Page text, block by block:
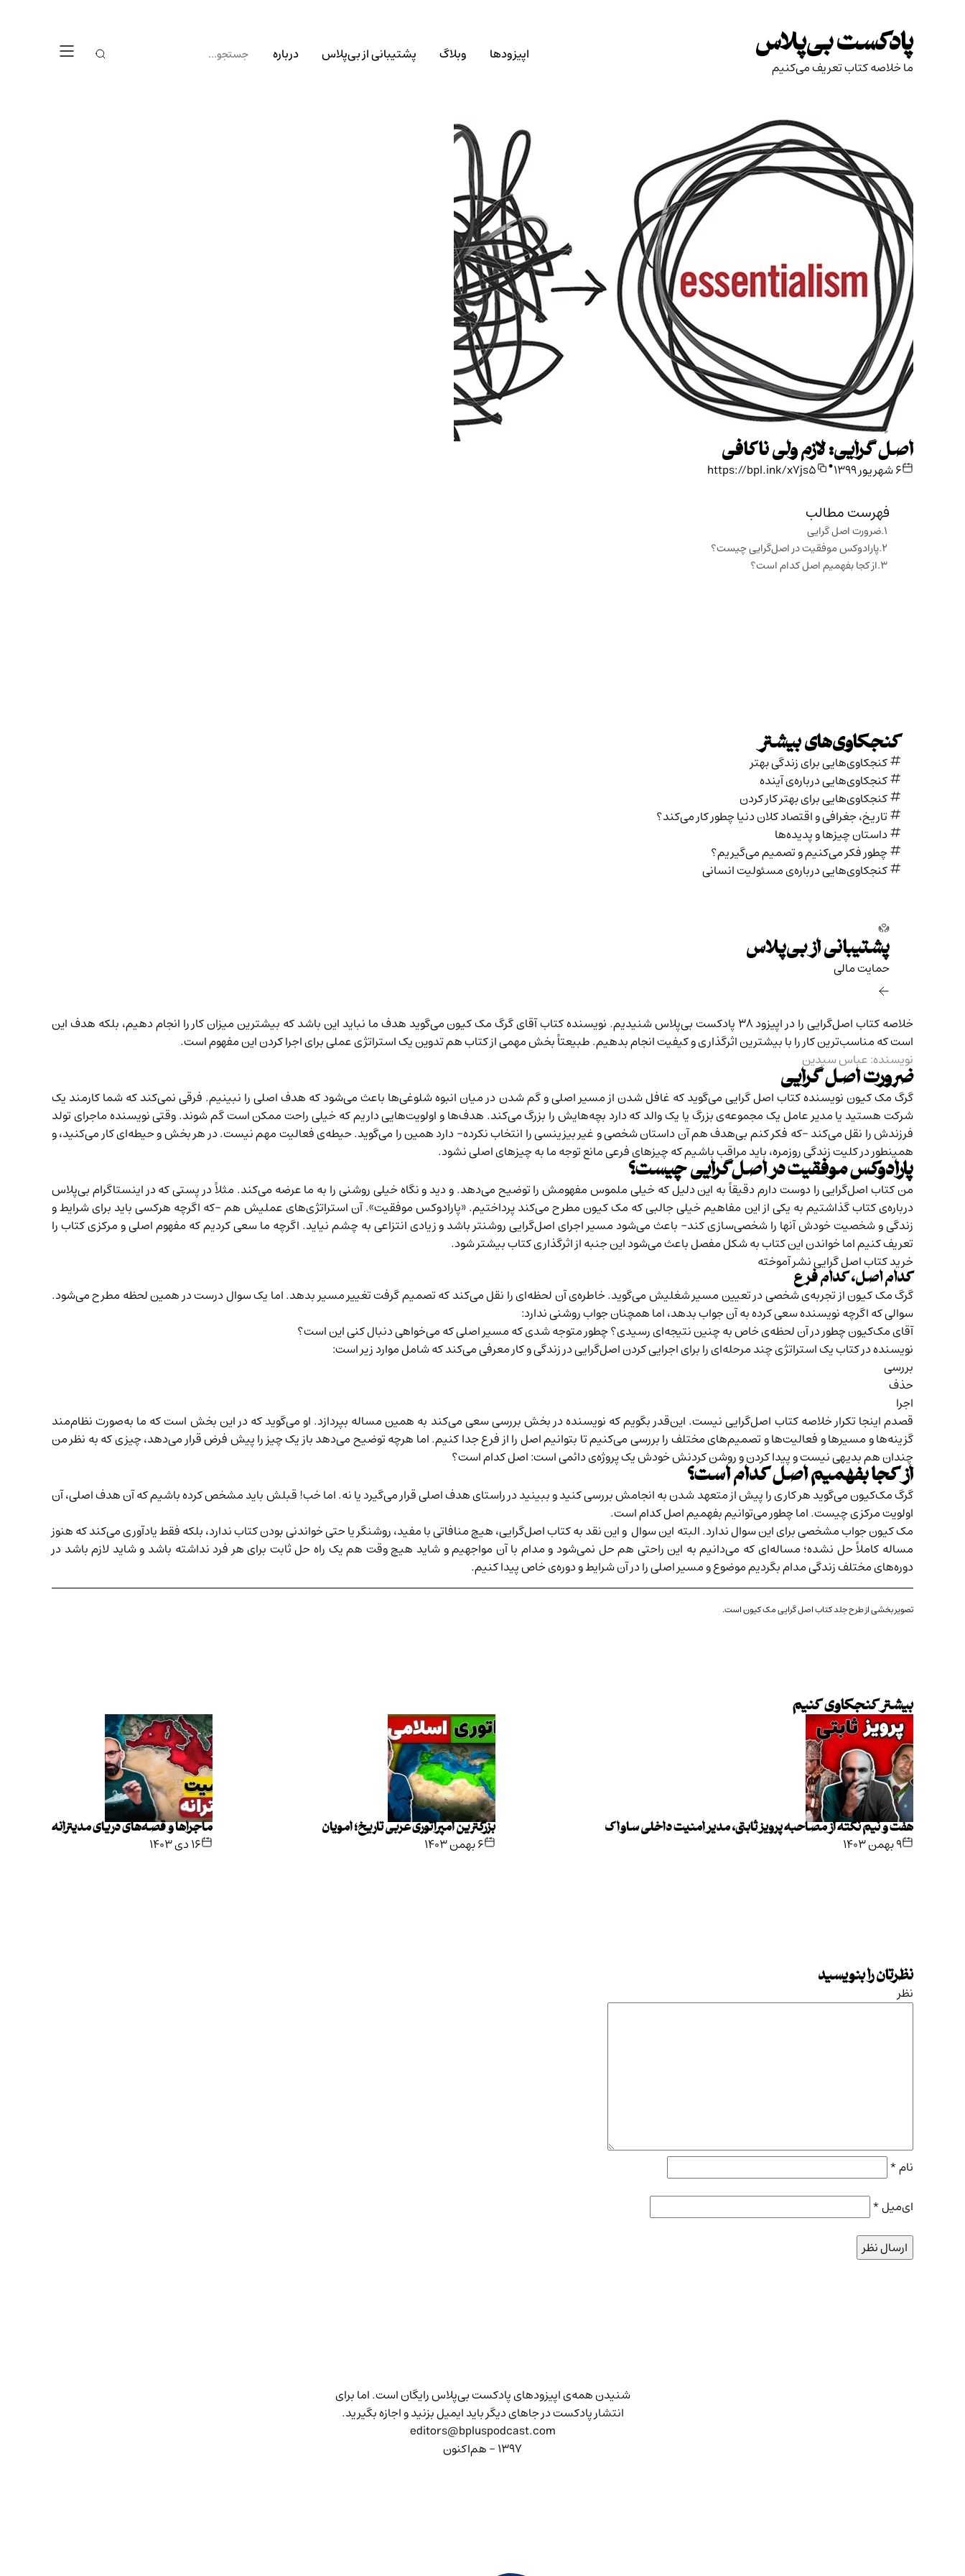
to
content
پادکست بی‌پلاس
ما خلاصه کتاب تعریف می‌کنیم
اپیزودها وبلاگ پشتیبانی از بی‌پلاس درباره
اصل گرایی: لازم ولی ناکافی
۶ شهریور ۱۳۹۹ •
https://bpl.ink/x7js5
فهرست مطالب
ضرورت اصل گرایی
پارادوکس موفقیت در اصل‌گرایی چیست؟
از کجا بفهمیم اصل کدام است؟
کنجکاوی‌های بیشتر
کنجکاوی‌هایی برای زندگی بهتر
کنجکاوی‌هایی درباره‌ی آينده
کنجکاوی‌هایی برای بهتر کار کردن
تاریخ،‌ جغرافی و اقتصاد کلان دنیا چطور کار می‌کند؟
داستان چیزها و پدیده‌ها
چطور فکر می‌کنیم و تصمیم می‌گیریم؟
کنجکاوی‌هایی درباره‌ی مسئولیت انسانی
پشتیبانی از بی‌پلاس
حمایت مالی‌
خلاصه کتاب اصل‌گرایی را دراپیزود ۳۸ پادکست بی‌پلاس
شنیدیم. نویسنده‌ کتاب آقای گرگ مک کیون می‌گوید هدف ما نباید این باشد که بیشترین میزان کار را انجام دهیم، بلکه هدف این
است که مناسب‌ترین کار را با بیشترین اثرگذاری و کیفیت انجام بدهیم. طبیعتاً بخش مهمی از کتاب هم تدوین یک استراتژی عملی برای اجرا کردن این مفهوم است.
نویسنده:عباس سیدین
ضرورت اصل گرایی
گرگ مک کیون نویسنده کتاب اصل گرایی می‌گوید که غافل شدن از مسیر اصلی و گم شدن در میان انبوه شلوغی‌ها باعث می‌شود که هدف اصلی را نبینیم. فرقی نمی‌کند که شما کارمند یک
شرکت هستید یا مدیر عامل یک مجموعه‌ی بزرگ یا یک والد که دارد بچه‌هایش را بزرگ می‌کند. هدف‌ها و اولویت‌هایی داریم که خیلی راحت ممکن است گم شوند. وقتی نویسنده ماجرای تولد
فرزندش را نقل می‌کند -که فکر کنم بی‌هدف هم آن داستان شخصی و غیر بیزینسی را انتخاب نکرده- دارد همین را می‌گوید. حیطه‌ی فعالیت مهم نیست. در هر بخش و حیطه‌ای کار می‌کنید، و
همینطور در کلیت زندگی روزمره، باید مراقب باشیم که چیزهای فرعی مانع توجه ما به چیزهای اصلی نشود.
پارادوکس موفقیت در اصل‌گرایی چیست؟
من کتاب اصل‌گرایی را دوست دارم دقیقاً به این دلیل که خیلی ملموس مفهومش را توضیح می‌دهد. و دید و نگاه خیلی روشنی را به ما عرضه می‌کند. مثلاً در پستی که دراینستاگرام بی‌پلاس
درباره‌ی کتاب گذاشتیم به یکی از این مفاهیم خیلی جالبی که مک کیون مطرح می‌کند پرداختیم. «پارادوکس موفقیت». آن استراتژی‌های عملیش هم -که اگرچه هرکسی باید برای شرایط و
زندگی و شخصیت خودش آنها را شخصی‌سازی کند- باعث می‌شود مسیر اجرای اصل‌گرایی روشنتر باشد و زیادی انتزاعی به چشم نیاید. اگرچه ما سعی کردیم که مفهوم اصلی و مرکزی کتاب را
تعریف کنیم اما خواندن این کتاب به شکل مفصل باعث می‌شود این جنبه از اثرگذاری کتاب بیشتر شود.
خرید کتاب اصل گرایینشر آموخته
کدام اصل، کدام فرع
گرگ مک کیون از تجربه‌ی شخصی در تعیین مسیر شغلیش می‌گوید. خاطره‌ی آن لحظه‌ای را نقل می‌کند که تصمیم گرفت تغییر مسیر بدهد. اما یک سوال درست در همین لحظه مطرح می‌شود.
سوالی که اگرچه نویسنده سعی کرده به آن جواب بدهد، اما همچنان جواب روشنی ندارد:
آقای مک‌کیون چطور در آن لحظه‌ی خاص به چنین نتیجه‌ای رسیدی؟ چطور متوجه شدی که مسیر اصلی که می‌خواهی دنبال کنی این است؟
نویسنده در کتاب یک استراتژی چند مرحله‌ای را برای اجرایی کردن اصل‌گرایی در زندگی و کار معرفی می‌کند که شامل موارد زیر است:
بررسی
حذف
اجرا
قصدم اینجا تکرار خلاصه کتاب اصل‌گرایی نیست. این‌قدر بگویم که نویسنده در بخش بررسی سعی می‌کند به همین مساله بپردازد. او می‌گوید که در این بخش است که ما به‌صورت نظام‌مند
گزینه‌ها و مسیرها و فعالیت‌ها و تصمیم‌های مختلف را بررسی می‌کنیم تا بتوانیم اصل را از فرع جدا کنیم. اما هرچه توضیح می‌دهد باز یک چیز را پیش فرض قرار می‌دهد، چیزی که به نظر من
چندان هم بدیهی نیست و پیدا کردن و روشن کردنش خودش یک پروژه‌ی دائمی است: اصل کدام است؟
از کجا بفهمیم اصل کدام است؟
گرگ مک‌کیون می‌گوید هر کاری را پیش از متعهد شدن به انجامش بررسی کنید و ببینید در راستای هدف اصلی قرار می‌گیرد یا نه. اما خب! قبلش باید مشخص کرده باشیم که آن هدف اصلی، آن
اولویت مرکزی چیست. اما چطور می‌توانیم بفهمیم اصل کدام است.
مک کیون جواب مشخصی برای این سوال ندارد. البته این سوال و این نقد به کتاب اصل‌گرایی، هیچ منافاتی با مفید، روشنگر یا حتی خواندنی بودن کتاب ندارد، بلکه فقط یادآوری می‌کند که هنوز
مساله کاملاً‌ حل نشده؛ مساله‌ای که می‌دانیم به این راحتی هم حل نمی‌شود و مدام با آن مواجهیم و شاید هیچ وقت هم یک راه حل ثابت برای هر فرد نداشته باشد و شاید لازم باشد در
دوره‌های مختلف زندگی مدام بگردیم موضوع و مسیر اصلی را در آن شرایط و دوره‌ی خاص پیدا کنیم.
تصویر بخشی از طرح جلد کتاب اصل گرایی مک کیون است.
بیشتر کنجکاوی کنیم
هفت و نیم نکته از مصاحبه پرویز ثابتی، مدیر امنیت داخلی ساواک
۹ بهمن ۱۴۰۳
بزرگترین امپراتوری عربی تاریخ؛ امویان
۶ بهمن ۱۴۰۳
ماجراها و قصه‌های دریای مدیترانه
۱۶ دی ۱۴۰۳
نظرتان را بنویسید
نظر
نام*
ای‌میل*
شنیدن همه‌ی اپیزودهای پادکست بی‌پلاس رایگان است. اما برای
انتشار پادکست در جاهای دیگر باید ایمیل بزنید و اجازه بگیرید.
editors@bpluspodcast.com
۱۳۹۷ - هم‌اکنون